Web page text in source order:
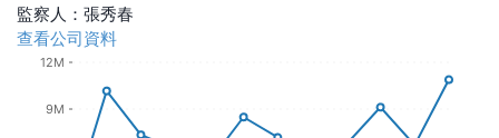
監察人 ： 張秀春
查看公司資料
9M
12M